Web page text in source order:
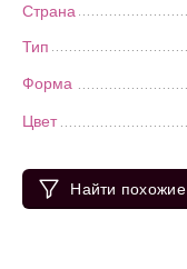
Страна
Тип
Форма
Цвет
Найти похожие